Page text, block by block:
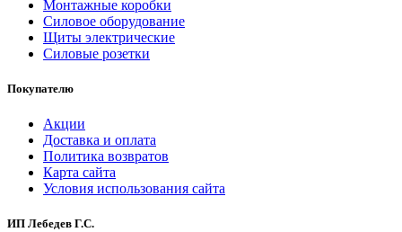
Монтажные коробки
Силовое оборудование
Щиты электрические
Силовые розетки
Покупателю
Акции
Доставка и оплата
Политика возвратов
Карта сайта
Условия использования сайта
ИП Лебедев Г.С.